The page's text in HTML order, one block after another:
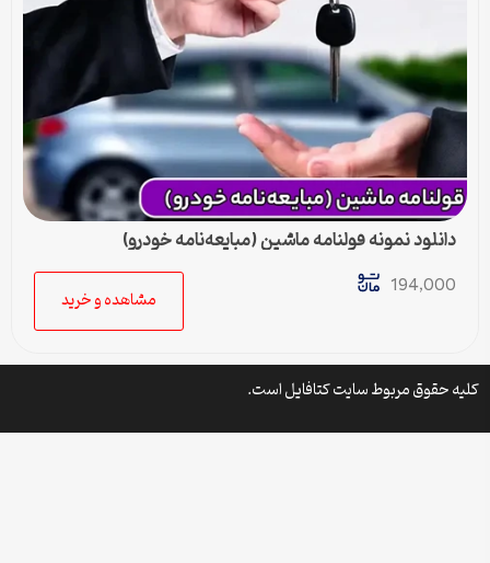
دانلود نمونه قولنامه ماشین (مبایعه‌نامه خودرو)
194,000
مشاهده و خرید
حقوق مربوط سایت کتافایل است.